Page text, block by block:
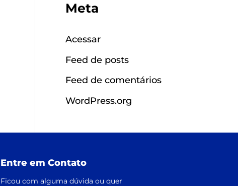
Meta
Acessar
Feed de posts
Feed de comentários
WordPress.org
Entre em Contato
Ficou com alguma dúvida ou quer